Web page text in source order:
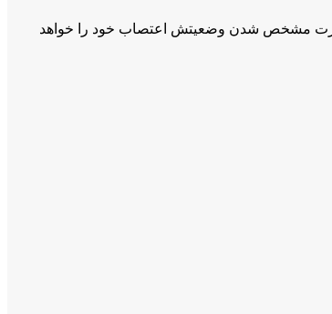
صورت مشخص شدن وضعیتش اعتصاب خود را خواهد